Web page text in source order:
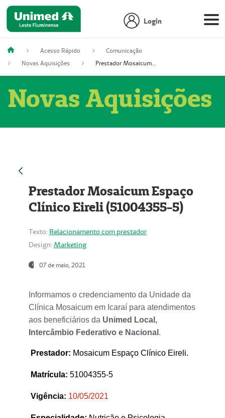
Login
Acesso Rápido
Comunicação
Novas Aquisições
Prestador Mosaicum Espaço Clínico Eireli (51004355-5)
Novas Aquisições
Prestador Mosaicum Espaço
Clínico Eireli (51004355-5)
Texto: Relacionamento com prestador
Design: Marketing
07 de maio, 2021
Informamos o credenciamento da Unidade da
Clínica Mosaicum em Icaraí para atendimentos
aos beneficiários da Unimed Local,
Intercâmbio Federativo e Nacional .
Prestador: Mosaicum Espaço Clínico Eireli.
Matrícula: 51004355-5
Vigência: 10/05/2021